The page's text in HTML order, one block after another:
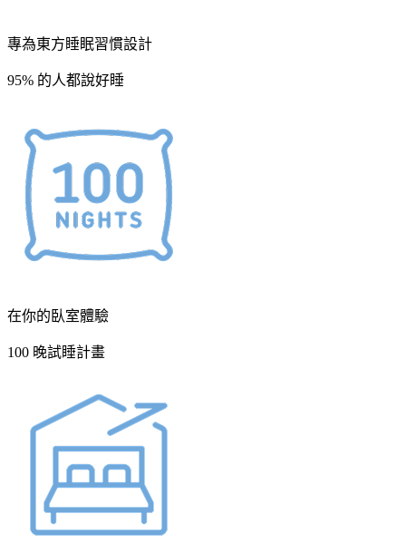
專為東方睡眠習慣設計
95% 的人都說好睡
在你的臥室體驗
100 晚試睡計畫